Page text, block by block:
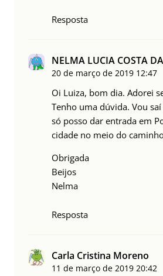
Resposta
NELMA LUCIA COSTA
20 de março de 2019 12:47
Oi Luiza, bom dia. Adorei
Tenho uma dúvida. Vou
só posso dar entrada em
cidade no meio do
Obrigada
Beijos
Nelma
Resposta
Carla Cristina Moreno
11 de março de 2019 20:42